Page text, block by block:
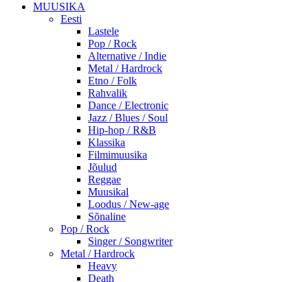
MUUSIKA
Eesti
Lastele
Pop / Rock
Alternative / Indie
Metal / Hardrock
Etno / Folk
Rahvalik
Dance / Electronic
Jazz / Blues / Soul
Hip-hop / R&B
Klassika
Filmimuusika
Jõulud
Reggae
Muusikal
Loodus / New-age
Sõnaline
Pop / Rock
Singer / Songwriter
Metal / Hardrock
Heavy
Death